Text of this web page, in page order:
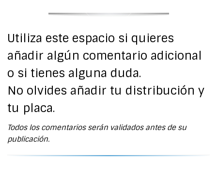
Utiliza este espacio si quieres
añadir algún comentario adicional
o si tienes alguna duda.
No olvides añadir tu distribución y
tu placa.
Todos los comentarios serán validados antes de su
publicación.